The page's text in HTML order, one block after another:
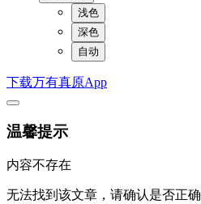
浅色
深色
自动
下载万有真原App
温馨提示
内容不存在
无法找到该文章，请确认是否正确